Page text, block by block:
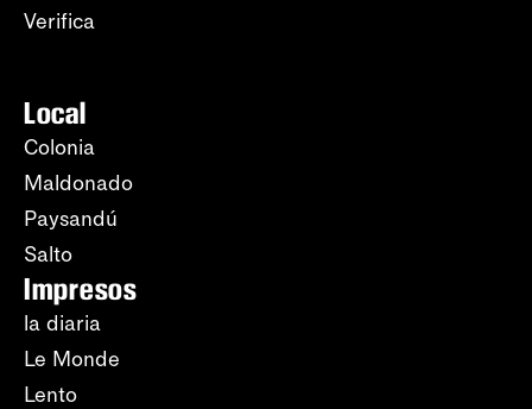
Verifica
Local
Colonia
Maldonado
Paysandú
Salto
Impresos
la diaria
Le Monde
Lento